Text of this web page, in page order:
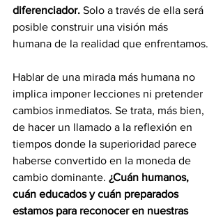
diferenciador. Solo a través de ella será
posible construir una visión más
humana de la realidad que enfrentamos.
Hablar de una mirada más humana no
implica imponer lecciones ni pretender
cambios inmediatos. Se trata, más bien,
de hacer un llamado a la reflexión en
tiempos donde la superioridad parece
haberse convertido en la moneda de
cambio dominante. ¿Cuán humanos,
cuán educados y cuán preparados
estamos para reconocer en nuestras